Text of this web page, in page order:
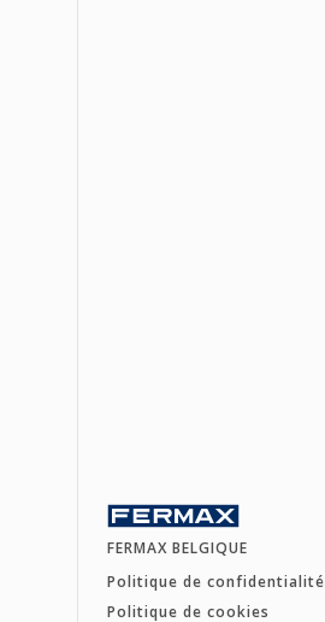
FERMAX BELGIQUE
Politique de confidentialité
Politique de cookies